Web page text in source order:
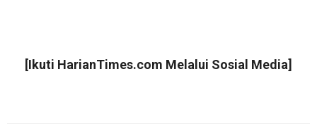
[Ikuti HarianTimes.com Melalui Sosial Media]